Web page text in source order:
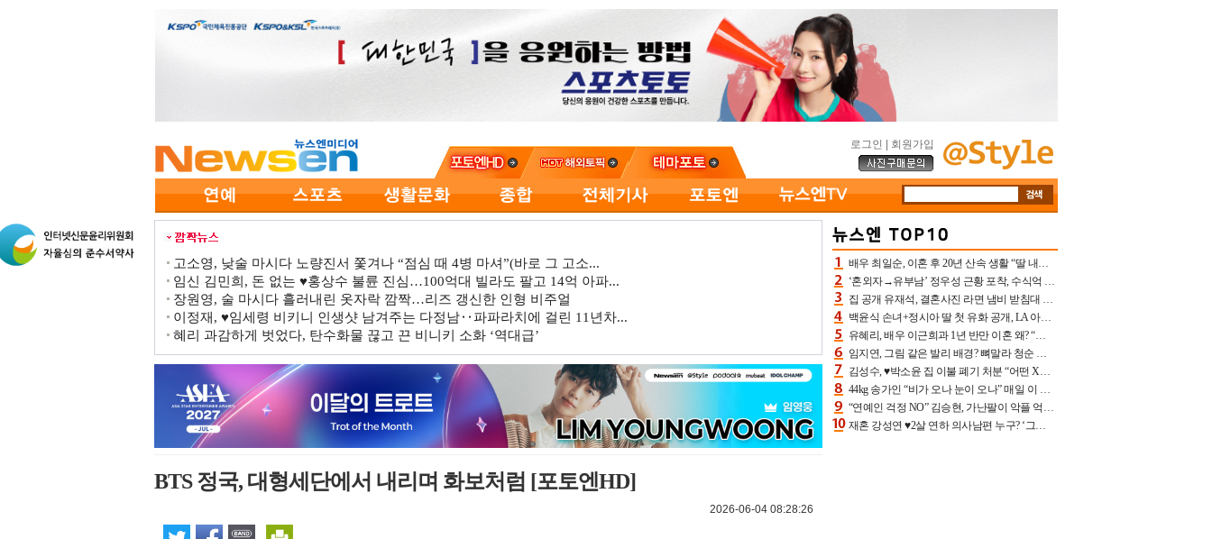
로그인 회원가입
고소영, 낮술 마시다 노량진서 쫓겨나 “점심 때 4병 마셔”(바로 그 고소...
임신 김민희, 돈 없는 ♥홍상수 불륜 진심…100억대 빌라도 팔고 14억 아파...
장원영, 술 마시다 흘러내린 옷자락 깜짝…리즈 갱신한 인형 비주얼
이정재, ♥임세령 비키니 인생샷 남겨주는 다정남‥파파라치에 걸린 11년차...
혜리 과감하게 벗었다, 탄수화물 끊고 끈 비니키 소화 ‘역대급’
BTS 정국, 대형세단에서 내리며 화보처럼 [포토엔HD]
2026-06-04 08:28:26
배우 최일순, 이혼 후 20년 산속 생활 “딸 내가 버렸다고 원망‥맘 아파”(특종)[어제TV]
‘혼외자→유부남’ 정우성 근황 포착, 수식억 해킹 피해 후배 만났다 “존경하는”
집 공개 유재석, 결혼사진 라면 냄비 받침대 되고 분노‥가족사진도 피해(놀뭐)[어제TV]
백윤식 손녀+정시아 딸 첫 유화 공개, LA 아트쇼→서울국제조각페스타 작가다운 수준급 실력
유혜리, 배우 이근희과 1년 반만 이혼 왜? “식칼 꽂고 의자 던져” 충격 폭로(특종)[어제TV]
임지연, 그림 같은 발리 배경? 뼈말라 청순 비키니 핏에 상대 안 되네
김성수, ♥박소윤 집 이불 폐기 처분 “어떤 X이랑 썼을지 몰라” 질투(신랑수업2)[어제TV]
44kg 송가인 “비가 오나 눈이 오나” 매일 이 운동, 허벅지 근육량 상승+체지방 감소
“연예인 걱정 NO” 김승현, 가난팔이 악플 억울할만‥아내+딸과 日 여행
재혼 강성연 ♥2살 연하 의사남편 누구? ‘그알’ 자문의에 훈남 비주얼 초엘리트 스펙 [종합]